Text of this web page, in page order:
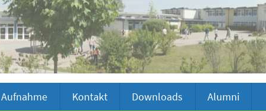
Aufnahme Kontakt Downloads
Alumni